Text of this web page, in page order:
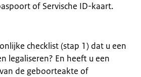
of Servische ID-kaart.
checklist (stap 1) dat u een
legaliseren? En heeft u een
de geboorteakte of